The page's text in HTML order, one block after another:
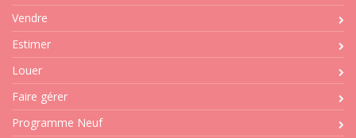
Vendre
Estimer
Louer
Faire gérer
Programme Neuf